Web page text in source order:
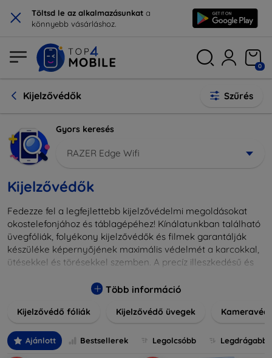
× Töltsd le az alkalmazásunkat a
könnyebb vásárláshoz.
0
Kijelzővédők Szűrés
Gyors keresés
RAZER Edge Wifi
Kijelzővédők
Fedezze fel a legfejlettebb kijelzővédelmi megoldásokat
okostelefonjához és táblagépéhez! Kínálatunkban található
üvegfóliák, folyékony kijelzővédők és filmek garantálják
készüléke képernyőjének maximális védelmét a karcokkal,
ütésekkel és törésekkel szemben. A precíz illeszkedésű és
hanem kristálytiszta képet is biztosítanak, megőrzi a
és stílusú kijelzővédőink közül, hogy a mindennapok során is
fedésről vagy íves kijelzővédelemről, a minőséget szem
előtt tartva kínálunk megoldásokat minden eszközre.
Több információ
Kijelzővédő fóliák Kijelzővédő üvegek
Ajánlott Bestsellerek Legolcsóbb Legdrágabb